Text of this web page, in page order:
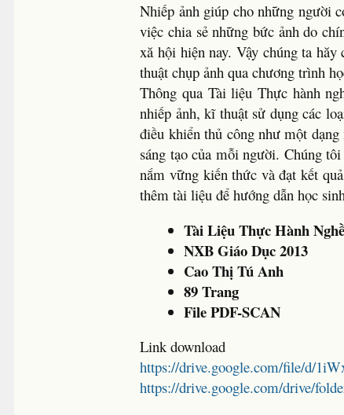
Nhiếp ảnh giúp cho những người
việc chia sẻ những bức ảnh do
xă hội hiện nay. Vậy chúng ta
thuật chụp ảnh qua chương trình
Thông qua Tài liệu Thực hành
nhiếp ảnh, kĩ thuật sử dụng các
điều khiển thủ công như một
sáng tạo của mỗi người. Chúng
nắm vững kiến thức và đạt kết
thêm tài liệu để hướng dẫn học
Tài Liệu Thực Hành
NXB Giáo Dục 2013
Cao Thị Tú Anh
89 Trang
File PDF-SCAN
Link download
https://drive.google.com/file/d/
https://drive.google.com/drive/